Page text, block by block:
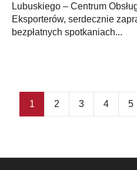
Lubuskiego – Centrum
Eksporterów, serdecznie
bezpłatnych spotkaniach...
1 2 3 4 5